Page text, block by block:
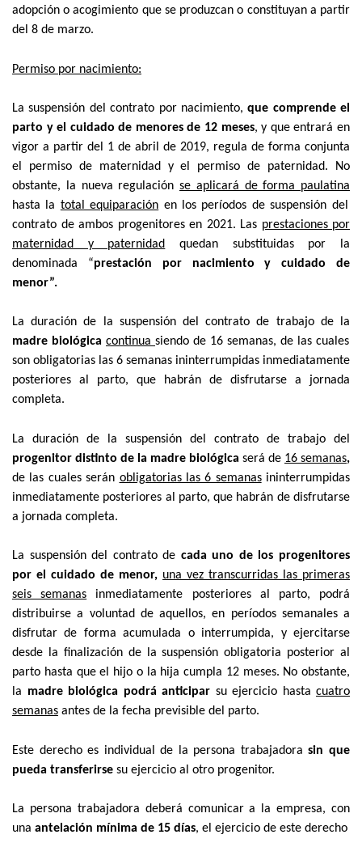
adopción o acogimiento que se produzcan o constituyan a partir
del 8 de marzo.
Permiso por nacimiento:
La suspensión del contrato por nacimiento,que comprende el
parto y el cuidado de menores de 12 meses, y que entrará en
vigor a partir del 1 de abril de 2019, regula de forma conjunta
el permiso de maternidad y el permiso de paternidad.
No
obstante, la nueva regulación se aplicará de forma paulatina
hasta la total equiparación en los períodos de suspensión del
contrato de ambos progenitores en 2021. Las prestaciones por
maternidad y paternidad quedan substituidas por la
denominada “prestación por nacimiento y cuidado de
menor”.
La duración de la suspensión delcontrato de trabajo de la
madre biológica continua siendo de 16 semanas, de las cuales
son obligatorias las 6 semanas ininterrumpidas inmediatamente
posteriores al parto, que habrán de disfrutarse a
jornada
completa.
La duración de la suspensión del contrato de trabajo
del
progenitor distinto de la madre biológica será de 16 semanas,
de las cuales serán obligatorias las 6 semanasininterrumpidas
inmediatamente posteriores al parto, que habrán de disfrutarse
a jornada completa.
La suspensión del contrato de cada uno de los progenitores
por el cuidado de menor, una vez transcurridas las primeras
seis semanas inmediatamente posteriores al parto, podrá
distribuirse a voluntad de aquellos, en períodos semanales a
disfrutar de forma acumulada o interrumpida, y ejercitarse
desde la finalización de la suspensión obligatoria posterior al
parto hasta que el hijo o la hija cumpla 12 meses. No obstante,
la madre biológica podrá anticipar su ejercicio hasta cuatro
semanas antes de la fecha previsible del parto.
Este derecho es individual de la persona trabajadorasin que
pueda transferirse su ejercicio al otro progenitor.
La persona trabajadora deberá comunicar a la empresa, con
una antelación mínima de 15 días, el ejercicio de este derecho